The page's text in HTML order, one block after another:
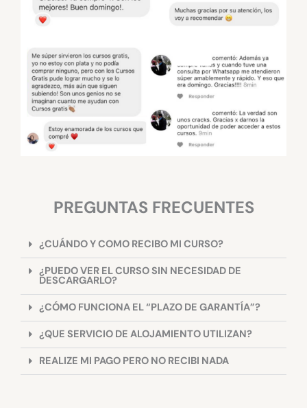
PREGUNTAS FRECUENTES
¿CUÁNDO Y COMO RECIBO MI CURSO?
¿PUEDO VER EL CURSO SIN NECESIDAD DE
DESCARGARLO?
¿CÓMO FUNCIONA EL “PLAZO DE GARANTÍA”?
¿QUE SERVICIO DE ALOJAMIENTO UTILIZAN?
REALIZE MI PAGO PERO NO RECIBI NADA